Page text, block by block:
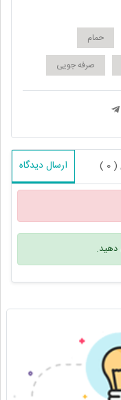
حمام
صرفه جویی
) ارسال دیدگاه
دهید.